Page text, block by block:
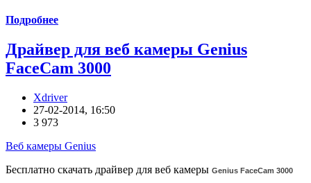
Подробнее
Драйвер для веб камеры Genius
FaceCam 3000
Xdriver
27-02-2014, 16:50
3 973
Веб камеры Genius
Бесплатно скачать драйвер для веб камеры Genius FaceCam 3000